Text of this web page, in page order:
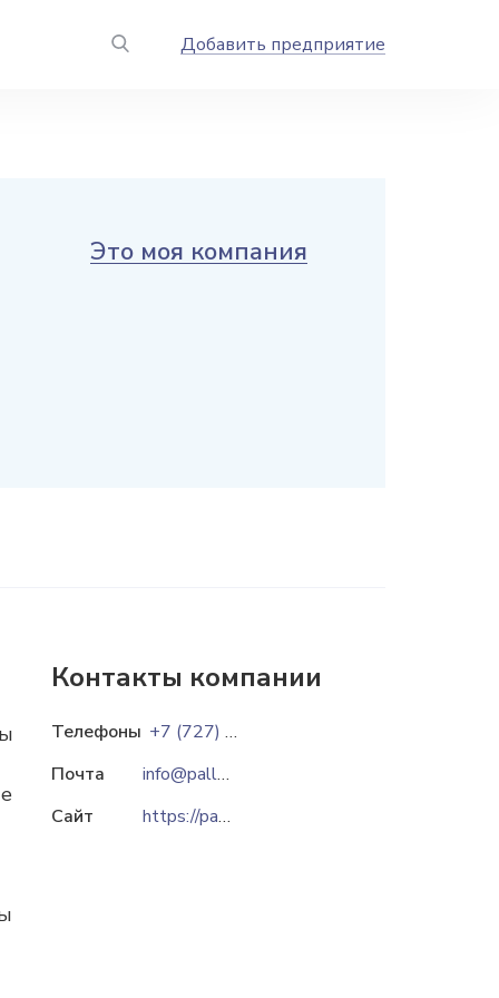
Добавить предприятие
Это моя компания
Контакты компании
Телефоны
+7 (727) 327 87 27
Почта
info@pallety.kz
Сайт
https://pallety.kz